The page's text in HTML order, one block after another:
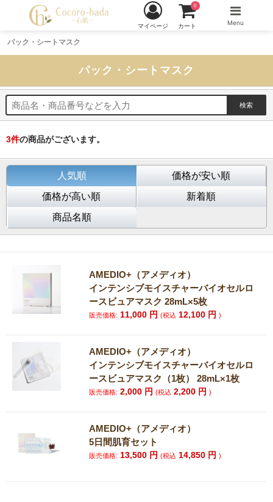
パック・シートマスク
マイページ カート
0
Menu
パック・シートマスク
3件の商品がございます。
人気順
価格が安い順
価格が高い順
新着順
商品名順
AMEDIO+（アメディオ）
インテンシブモイスチャーバイオセルロ
ースビュアマスク 28mL×5枚
販売価格: 11,000 円(税込 12,100 円)
AMEDIO+（アメディオ）
インテンシブモイスチャーバイオセルロ
ースビュアマスク（1枚） 28mL×1枚
販売価格: 2,000 円(税込 2,200 円)
AMEDIO+（アメディオ）
5日間肌育セット
販売価格: 13,500 円(税込 14,850 円)